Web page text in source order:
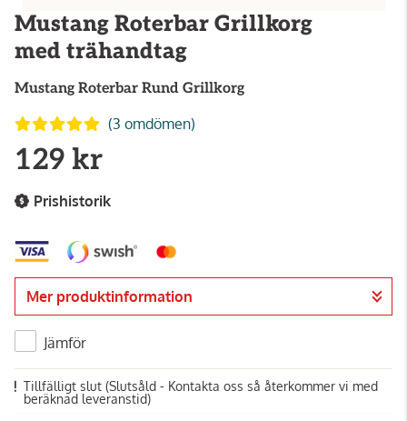
Mustang Roterbar Grillkorg
med trähandtag
Mustang Roterbar Rund Grillkorg
(3 omdömen)
129 kr
Prishistorik
Mer produktinformation
Jämför
Tillfälligt slut (Slutsåld - Kontakta oss så återkommer vi med
beräknad leveranstid)